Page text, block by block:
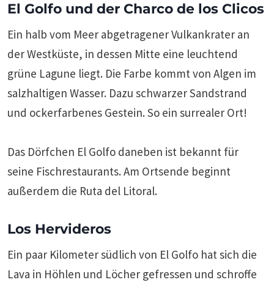
El Golfo und der Charco de los Clicos
Ein halb vom Meer abgetragener Vulkankrater an
der Westküste, in dessen Mitte eine leuchtend
grüne Lagune liegt. Die Farbe kommt von Algen im
salzhaltigen Wasser. Dazu schwarzer Sandstrand
und ockerfarbenes Gestein. So ein surrealer Ort!
Das Dörfchen El Golfo daneben ist bekannt für
seine Fischrestaurants. Am Ortsende beginnt
außerdem die Ruta del Litoral.
Los Hervideros
Ein paar Kilometer südlich von El Golfo hat sich die
Lava in Höhlen und Löcher gefressen und schroffe